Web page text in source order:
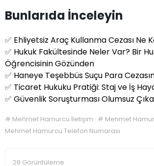
Bunlarıda İnceleyin
✅ Ehliyetsiz Araç Kullanma Cezası Ne
✅ Hukuk Fakültesinde Neler Var? Bir
Öğrencisinin Gözünden
✅ Haneye Teşebbüs Suçu Para
✅ Ticaret Hukuku Pratiği: Staj ve İş
✅ Güvenlik Soruşturması Olumsuz
# Mehmet Hamurcu İletişim # Mehmet
Mehmet Hamurcu Telefon Numarası
28 Görüntüleme